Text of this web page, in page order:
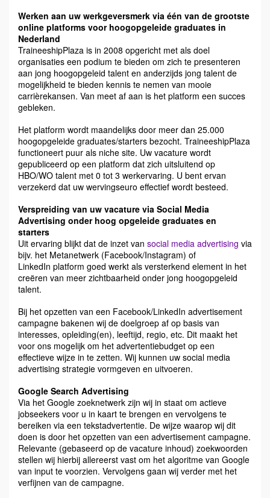
Werken aan uw werkgeversmerk via één van de grootste
online platforms voor hoogopgeleide graduates in
Nederland
TraineeshipPlaza is in 2008 opgericht met als doel
organisaties een podium te bieden om zich te presenteren
aan jong hoogopgeleid talent en anderzijds jong talent de
mogelijkheid te bieden kennis te nemen van mooie
carrièrekansen. Van meet af aan is het platform een succes
gebleken.
Het platform wordt maandelijks door meer dan 25.000
hoogopgeleide graduates/starters bezocht. TraineeshipPlaza
functioneert puur als niche site. Uw vacature wordt
gepubliceerd op een platform dat zich uitsluitend op
HBO/WO talent met 0 tot 3 werkervaring. U bent ervan
verzekerd dat uw wervingseuro effectief wordt besteed.
Verspreiding van uw vacature via Social Media
Advertising onder hoog opgeleide graduates en
starters
Uit ervaring blijkt dat de inzet van social media advertising via
bijv. het Metanetwerk (Facebook/Instagram) of
LinkedIn platform goed werkt als versterkend element in het
creëren van meer zichtbaarheid onder jong hoogopgeleid
talent.
Bij het opzetten van een Facebook/LinkedIn advertisement
campagne bakenen wij de doelgroep af op basis van
interesses, opleiding(en), leeftijd, regio, etc. Dit maakt het
voor ons mogelijk om het advertentiebudget op een
effectieve wijze in te zetten. Wij kunnen uw social media
advertising strategie vormgeven en uitvoeren.
Google Search Advertising
Via het Google zoeknetwerk zijn wij in staat om actieve
jobseekers voor u in kaart te brengen en vervolgens te
bereiken via een tekstadvertentie. De wijze waarop wij dit
doen is door het opzetten van een advertisement campagne.
Relevante (gebaseerd op de vacature inhoud) zoekwoorden
stellen wij hierbij allereerst vast om het algoritme van Google
van input te voorzien. Vervolgens gaan wij verder met het
verfijnen van de campagne.